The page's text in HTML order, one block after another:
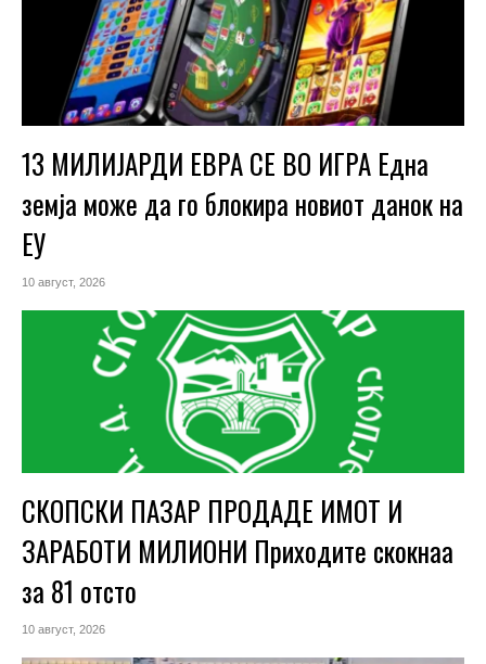
13 МИЛИЈАРДИ ЕВРА СЕ ВО ИГРА Една
земја може да го блокира новиот данок на
ЕУ
10 август, 2026
СКОПСКИ ПАЗАР ПРОДАДЕ ИМОТ И
ЗАРАБОТИ МИЛИОНИ Приходите скокнаа
за 81 отсто
10 август, 2026